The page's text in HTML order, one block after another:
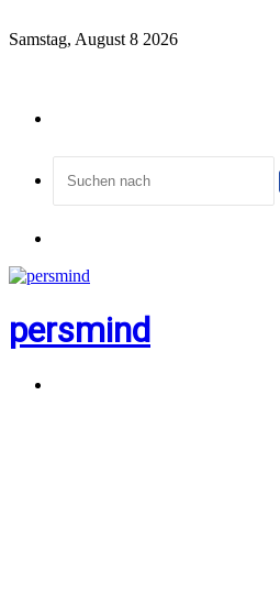
Samstag, August 8 2026
Artikel
persmind